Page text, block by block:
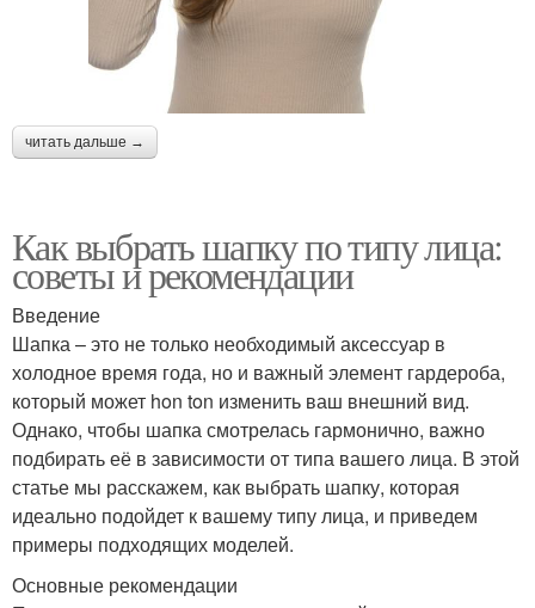
читать дальше →
Как выбрать шапку по типу лица:
советы и рекомендации
Введение
Шапка – это не только необходимый аксессуар в
холодное время года, но и важный элемент гардероба,
который может hon ton изменить ваш внешний вид.
Однако, чтобы шапка смотрелась гармонично, важно
подбирать её в зависимости от типа вашего лица. В этой
статье мы расскажем, как выбрать шапку, которая
идеально подойдет к вашему типу лица, и приведем
примеры подходящих моделей.
Основные рекомендации